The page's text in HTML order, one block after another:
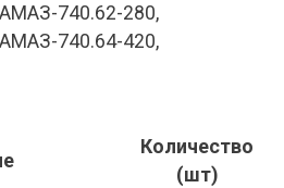
740.62-280,
740.64-420,
Количество
(шт)